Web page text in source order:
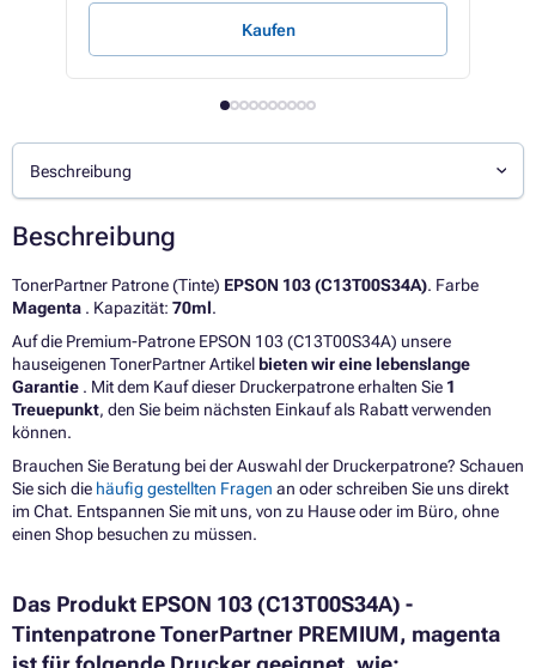
Kaufen
Beschreibung
Beschreibung
TonerPartner Patrone (Tinte) EPSON 103 (C13T00S34A). Farbe
Magenta . Kapazität: 70ml.
Auf die Premium-Patrone EPSON 103 (C13T00S34A) unsere
hauseigenen TonerPartner Artikel bieten wir eine lebenslange
Garantie . Mit dem Kauf dieser Druckerpatrone erhalten Sie 1
Treuepunkt, den Sie beim nächsten Einkauf als Rabatt verwenden
können.
Brauchen Sie Beratung bei der Auswahl der Druckerpatrone? Schauen
Sie sich die häufig gestellten Fragen an oder schreiben Sie uns direkt
im Chat. Entspannen Sie mit uns, von zu Hause oder im Büro, ohne
einen Shop besuchen zu müssen.
Das Produkt EPSON 103 (C13T00S34A) -
Tintenpatrone TonerPartner PREMIUM, magenta